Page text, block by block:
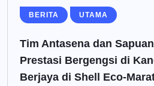
BERITA UTAMA
Tim Antasena dan
Prestasi Bergengsi di
Berjaya di Shell Eco-